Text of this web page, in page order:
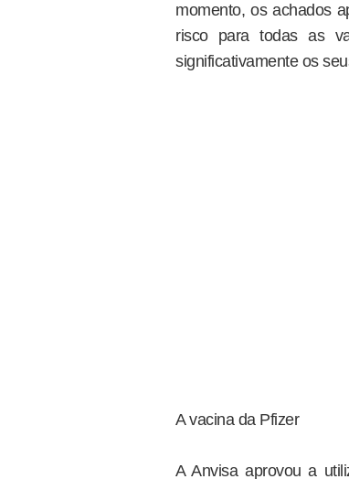
momento, os achados
risco para todas as
significativamente os
A vacina da Pfizer
A Anvisa aprovou a